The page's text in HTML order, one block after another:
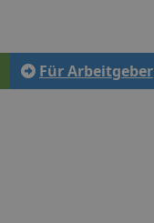
Für Arbeitgeber